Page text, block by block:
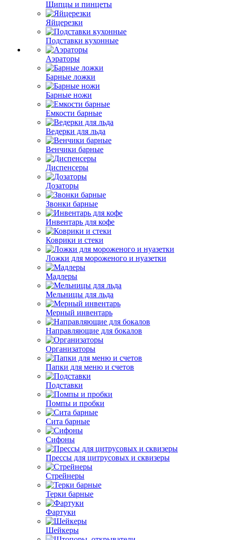
Щипцы и пинцеты
Яйцерезки
Подставки кухонные
Аэраторы
Барные ложки
Барные ножи
Емкости барные
Ведерки для льда
Венчики барные
Диспенсеры
Дозаторы
Звонки барные
Инвентарь для кофе
Коврики и стеки
Ложки для мороженого и нуазетки
Мадлеры
Мельницы для льда
Мерный инвентарь
Направляющие для бокалов
Организаторы
Папки для меню и счетов
Подставки
Помпы и пробки
Сита барные
Сифоны
Прессы для цитрусовых и сквизеры
Стрейнеры
Терки барные
Фартуки
Шейкеры